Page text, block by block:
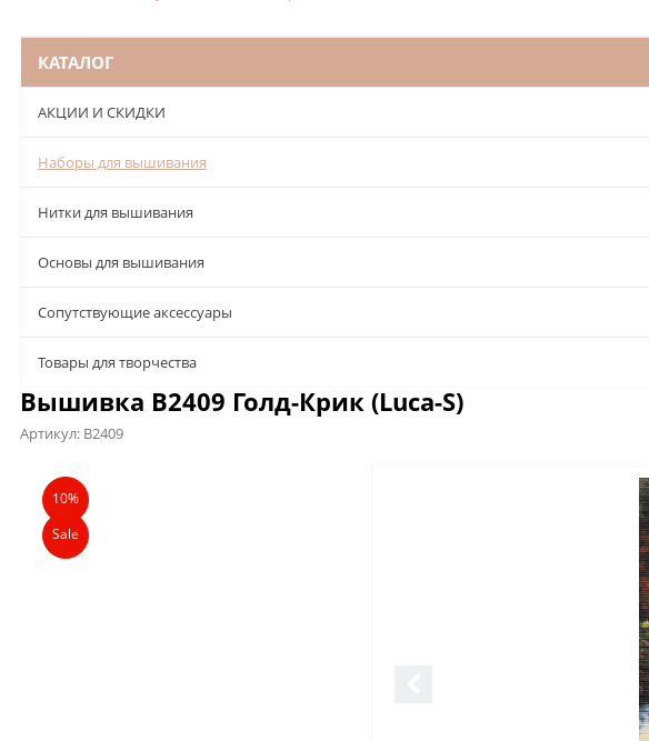
КАТАЛОГ
АКЦИИ И СКИДКИ
Наборы для вышивания
Нитки для вышивания
Основы для вышивания
Сопутствующие аксессуары
Товары для творчества
Вышивка B2409 Голд-Крик (Luca-S)
Артикул: B2409
Описание
10%
Sale